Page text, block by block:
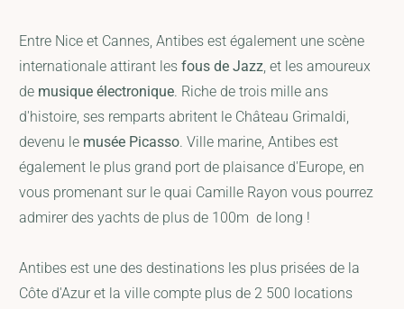
Entre Nice et Cannes, Antibes est également une scène
internationale attirant lesfous de Jazz, et les amoureux
de musique électronique. Riche de trois mille ans
d'histoire, ses remparts abritent le Château Grimaldi,
devenu le musée Picasso. Ville marine, Antibes est
également le plus grand port de plaisance d'Europe, en
vous promenant sur le quai Camille Rayon vous pourrez
admirer des yachts de plus de 100m de long !
Antibes est une des destinations les plus prisées de la
Côte d'Azur et la ville compte plus de 2 500 locations